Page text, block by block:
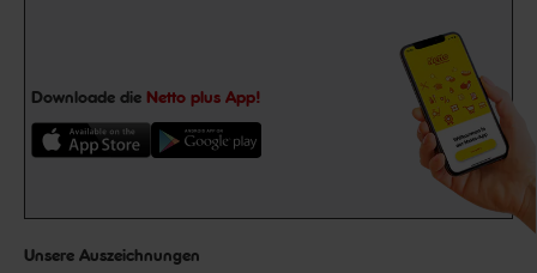
Downloade die Netto plus App!
Unsere Auszeichnungen